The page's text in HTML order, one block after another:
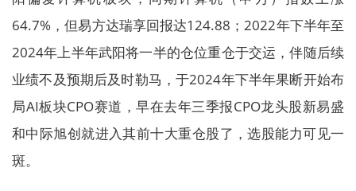
64.7%，但易方达瑞享回报达124.88；2022年下半年至
2024年上半年武阳将一半的仓位重仓于交运，伴随后续
业绩不及预期后及时勒马，于2024年下半年果断开始布
局AI板块CPO赛道，早在去年三季报CPO龙头股新易盛
和中际旭创就进入其前十大重仓股了，选股能力可见一
斑。